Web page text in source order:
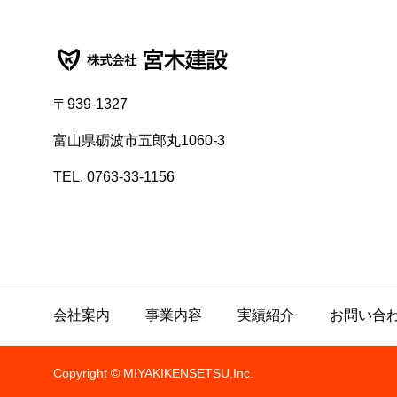
〒939-1327
富山県砺波市五郎丸1060-3
TEL. 0763-33-1156
会社案内 事業内容 実績紹介 お問い合
Copyright © MIYAKIKENSETSU,Inc.